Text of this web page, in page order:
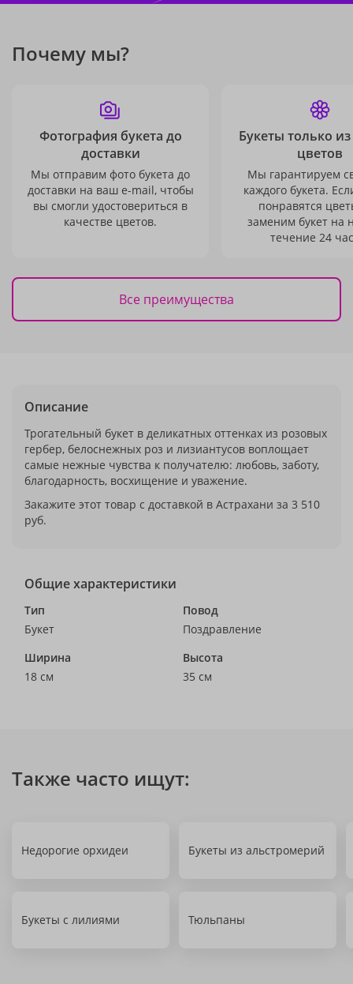
Почему мы?
Фотография букета до
доставки
Мы отправим фото букета до
доставки на ваш e-mail, чтобы
вы смогли удостовериться в
качестве цветов.
Букеты только
цветов
Мы гарантируем
каждого букета.
понравятся
заменим букет на
течение 24
Все преимущества
Описание
Трогательный букет в деликатных оттенках из розовых
гербер, белоснежных роз и лизиантусов воплощает
самые нежные чувства к получателю: любовь, заботу,
благодарность, восхищение и уважение.
Закажите этот товар с доставкой в Астрахани за 3 510
руб.
Общие характеристики
Тип
Букет
Повод
Поздравление
Ширина
18 см
Высота
35 см
Также часто ищут:
Недорогие орхидеи Букеты из альстромерий
Букеты с лилиями Тюльпаны